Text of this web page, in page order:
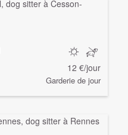
12 €/jour
Garderie de jour